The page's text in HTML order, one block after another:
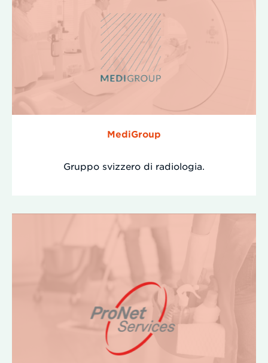
MediGroup
Gruppo svizzero di radiologia.